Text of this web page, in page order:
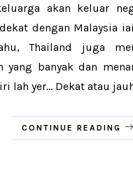
akan keluar
dengan Malaysia
Thailand juga
yang banyak dan
lah yer... Dekat atau
CONTINUE READING